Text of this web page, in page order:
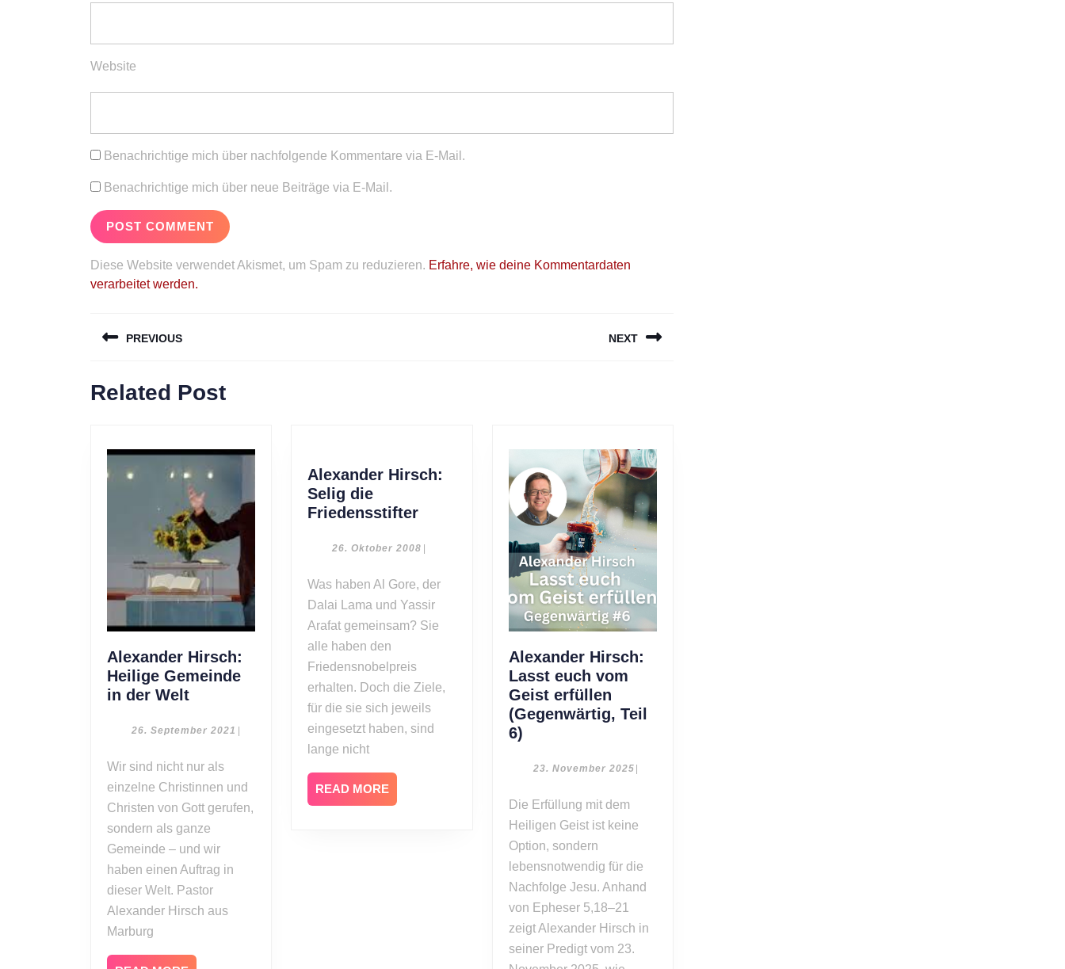
Website
Benachrichtige mich über nachfolgende Kommentare via E-Mail.
Benachrichtige mich über neue Beiträge via E-Mail.
Diese Website verwendet Akismet, um Spam zu reduzieren. Erfahre, wie deine Kommentardaten
verarbeitet werden.
PREVIOUS
post:
NEXT
Related Post
Alexander Hirsch:
Heilige Gemeinde
in der WeltAlexander
Heilige
in
der
Welt
26. September 2021 26.
Wir sind nicht nur als
einzelne Christinnen und
Christen von Gott gerufen,
sondern als ganze
Gemeinde – und wir
haben einen Auftrag in
dieser Welt. Pastor
Alexander Hirsch aus
Marburg
Alexander Hirsch:
Selig die
FriedensstifterAlexander
Selig
Friedensstifter
26. Oktober 2008 26.
Was haben Al Gore, der
Dalai Lama und Yassir
Arafat gemeinsam? Sie
alle haben den
Friedensnobelpreis
erhalten. Doch die Ziele,
für die sie sich jeweils
eingesetzt haben, sind
lange nicht
READ MORE
MORE
Alexander Hirsch:
Lasst euch vom
Geist erfüllen
(Gegenwärtig, Teil
6)Alexander
Lasst
vom
Geist
erfüllen
(Gegenwärtig,
Teil
6)
23. November 202523.
Die Erfüllung mit dem
Heiligen Geist ist keine
Option, sondern
lebensnotwendig für die
Nachfolge Jesu. Anhand
von Epheser 5,18–21
zeigt Alexander Hirsch in
seiner Predigt vom 23.